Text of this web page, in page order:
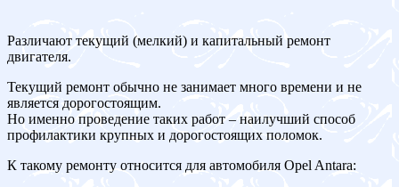
Различают текущий (мелкий) и капитальный ремонт
двигателя.
Текущий ремонт обычно не занимает много времени и не
является дорогостоящим.
Но именно проведение таких работ – наилучший способ
профилактики крупных и дорогостоящих поломок.
К такому ремонту относится для автомобиля Opel Antara: